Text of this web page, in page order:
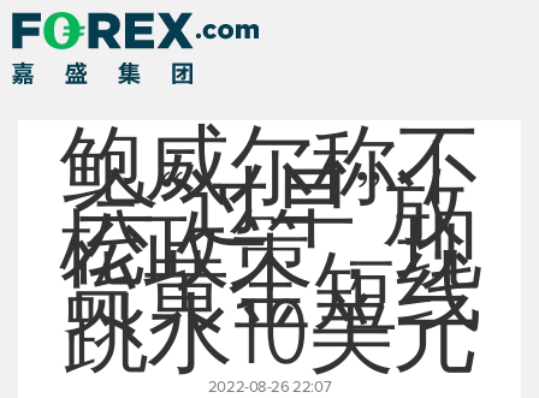
鲍威尔称不
会“过早”放
松政策，现
货黄金短线
跳水10美元
2022-08-26 22:07